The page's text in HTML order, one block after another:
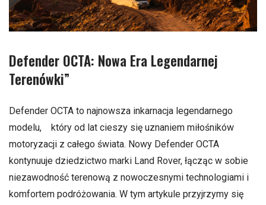
Defender OCTA: Nowa Era Legendarnej
Terenówki”
Defender OCTA to najnowsza inkarnacja legendarnego
modelu, który od lat cieszy się uznaniem miłośników
motoryzacji z całego świata. Nowy Defender OCTA
kontynuuje dziedzictwo marki Land Rover, łącząc w sobie
niezawodność terenową z nowoczesnymi technologiami i
komfortem podróżowania. W tym artykule przyjrzymy się